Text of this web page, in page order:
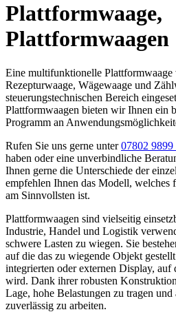
Plattformwaage,
Plattformwaagen
Eine multifunktionelle
Rezepturwaage, Wägewaage und
steuerungstechnischen Bereich
Plattformwaagen bieten wir Ihnen ein
Programm an
Rufen Sie uns gerne unter07802 9899
haben oder eine unverbindliche
Ihnen gerne die Unterschiede der
empfehlen Ihnen das Modell, welches
am Sinnvollsten ist.
Plattformwaagen sind vielseitig
Industrie, Handel und Logistik
schwere Lasten zu wiegen. Sie
auf die das zu wiegende Objekt
integrierten oder externen Display, auf
wird. Dank ihrer robusten
Lage, hohe Belastungen zu tragen
zuverlässig zu arbeiten.